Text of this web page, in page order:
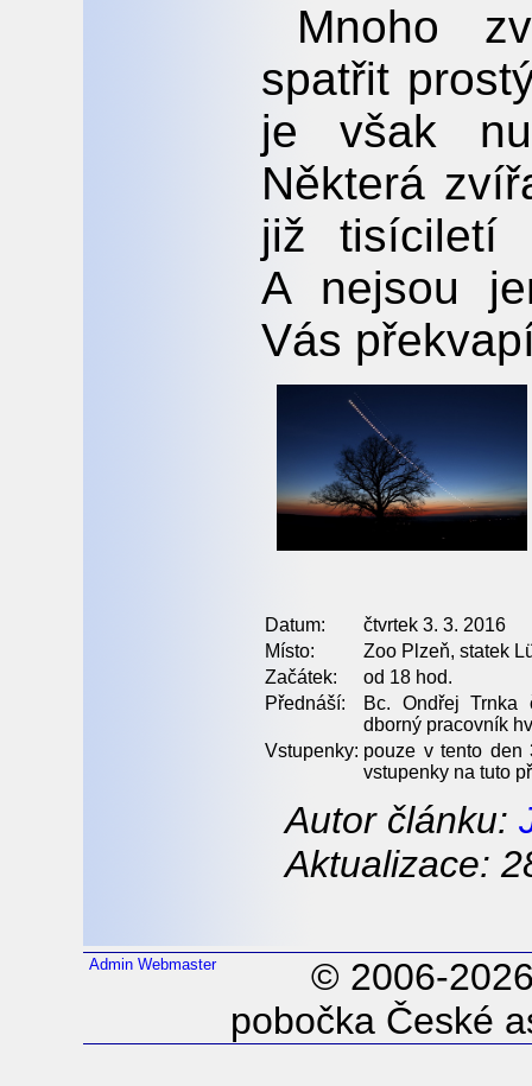
Mnoho
spatřit
je však
Některá
již tisíciletí
A nejsou
Vás
Datum:
čtvrtek 3. 3. 2016
Místo:
Zoo Plzeň, statek
Začátek:
od 18 hod.
Přednáší:
Bc. Ondřej Trnka
dborný pracovník
Vstupenky: pouze v tento den
vstupenky na tuto
Autor článku:
Aktualizace:
Admin Webmaster
© 2006-
pobočka České